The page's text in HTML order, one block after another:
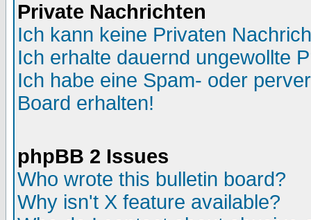
Private Nachrichten
Ich kann keine Privaten
Ich erhalte dauernd ungewollte
Ich habe eine Spam- oder
Board erhalten!
phpBB 2 Issues
Who wrote this bulletin board?
Why isn't X feature available?